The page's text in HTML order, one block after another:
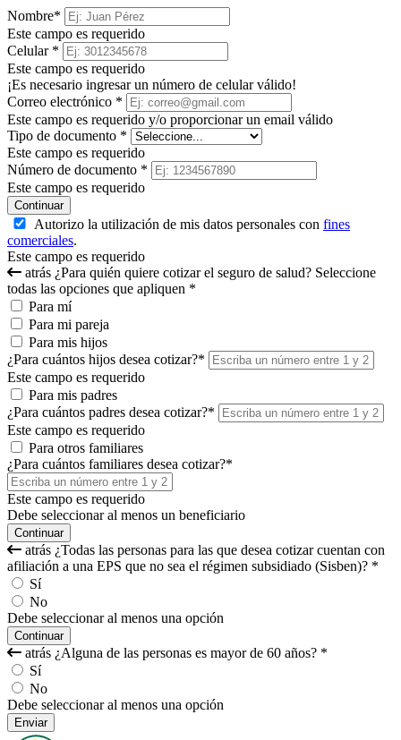
Nombre*
Este campo es requerido
Celular *
Este campo es requerido
¡Es necesario ingresar un número de celular válido!
Correo electrónico *
Este campo es requerido y/o proporcionar un email válido
Tipo de documento *
Este campo es requerido
Número de documento *
Este campo es requerido
Continuar
Autorizo la utilización de mis datos personales con fines
comerciales.
Este campo es requerido
atrás ¿Para quién quiere cotizar el seguro de salud? Seleccione
todas las opciones que apliquen *
Para mí
Para mi pareja
Para mis hijos
¿Para cuántos hijos desea cotizar?*
Este campo es requerido
Para mis padres
¿Para cuántos padres desea cotizar?*
Este campo es requerido
Para otros familiares
¿Para cuántos familiares desea cotizar?*
Este campo es requerido
Debe seleccionar al menos un beneficiario
Continuar
atrás ¿Todas las personas para las que desea cotizar cuentan con
afiliación a una EPS que no sea el régimen subsidiado (Sisben)? *
Sí
No
Debe seleccionar al menos una opción
Continuar
atrás ¿Alguna de las personas es mayor de 60 años? *
Sí
No
Debe seleccionar al menos una opción
Enviar